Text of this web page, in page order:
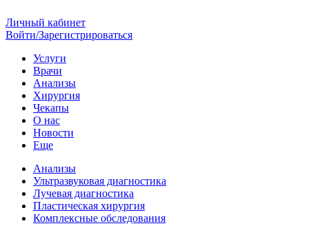
Личный кабинет
Войти/Зарегистрироваться
Услуги
Врачи
Анализы
Хирургия
Чекапы
О нас
Новости
Еще
Анализы
Ультразвуковая диагностика
Лучевая диагностика
Пластическая хирургия
Комплексные обследования